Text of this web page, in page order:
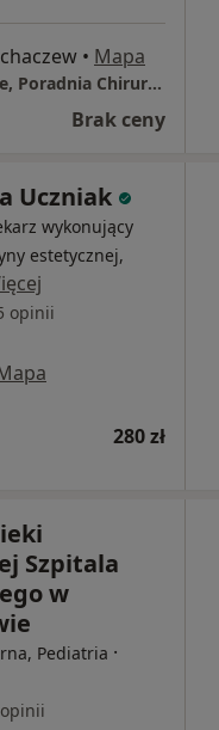
• Mapa
Szpital Powiatowy w Sochaczewie, Poradnia Chirurgii Dziecięcej
Brak ceny
Uczniak
wykonujący
estetycznej,
opinii
280 zł
Szpitala
w
Pediatria ·